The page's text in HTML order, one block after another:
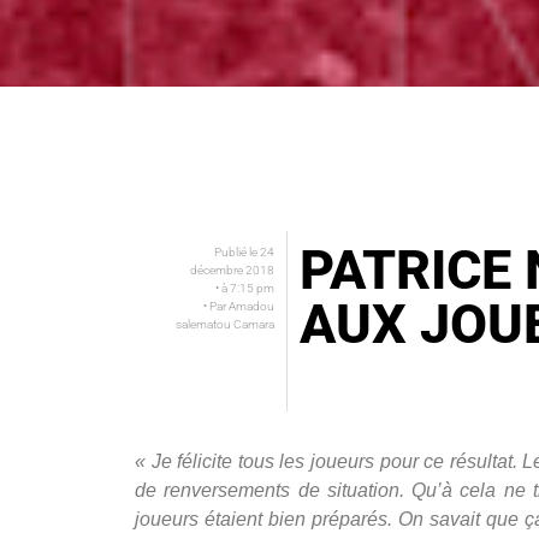
Publié le24
décembre 2018
• à7:15 pm
• ParAmadou
salematou Camara
PATRICE
AUX
« Je félicite tous les joueurs pour ce résultat.
de renversements de situation. Qu’à cela
joueurs étaient bien préparés. On savait que